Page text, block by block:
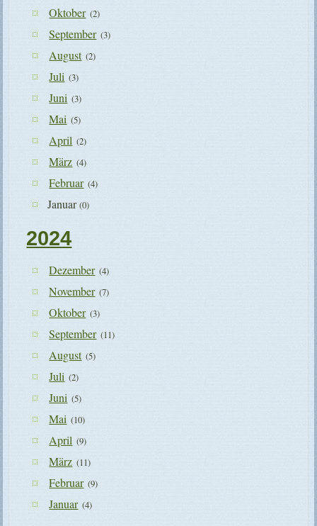
Oktober (2)
September (3)
August (2)
Juli (3)
Juni (3)
Mai (5)
April (2)
März (4)
Februar (4)
Januar(0)
2024
Dezember (4)
November (7)
Oktober (3)
September (11)
August (5)
Juli (2)
Juni (5)
Mai (10)
April (9)
März (11)
Februar (9)
Januar (4)